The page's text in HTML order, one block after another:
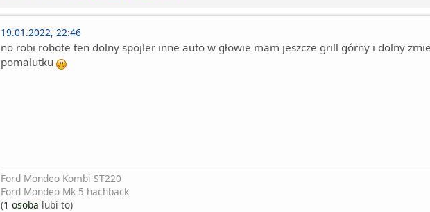
19.01.2022, 22:46
no robi robote ten dolny spojler inne auto w głowie mam jeszcze grill górny i dolny
pomalutku
Ford Mondeo Kombi ST220
Ford Mondeo Mk 5 hachback
(1 osoba lubi to)